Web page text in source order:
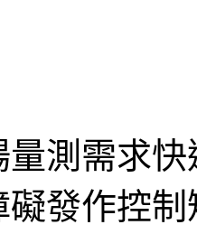
量測需求
發作控